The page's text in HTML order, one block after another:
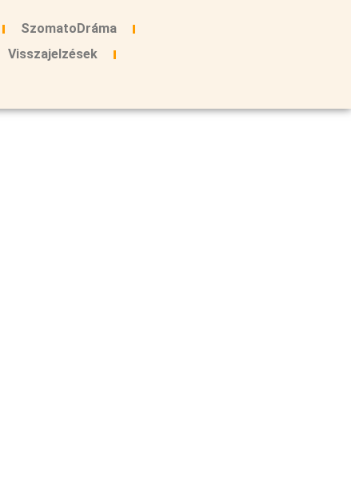
SzomatoDráma
Visszajelzések